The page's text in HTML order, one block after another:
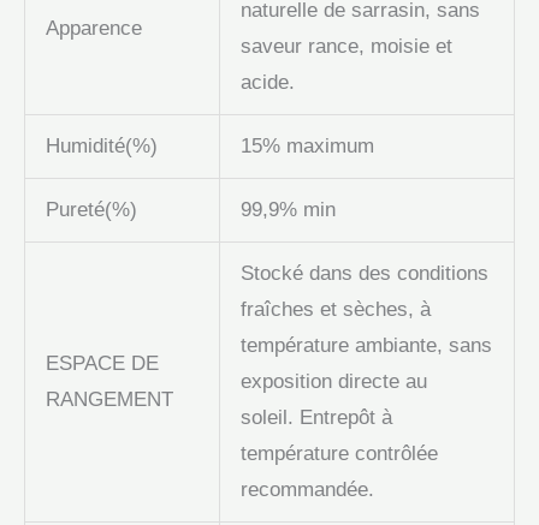
Apparence
naturelle de sarrasin, sans
saveur rance, moisie et
acide.
Humidité(%) 15% maximum
Pureté(%) 99,9% min
ESPACE DE
RANGEMENT
Stocké dans des conditions
fraîches et sèches, à
température ambiante, sans
exposition directe au
soleil. Entrepôt à
température contrôlée
recommandée.